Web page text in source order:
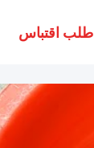
طلب اقتباس